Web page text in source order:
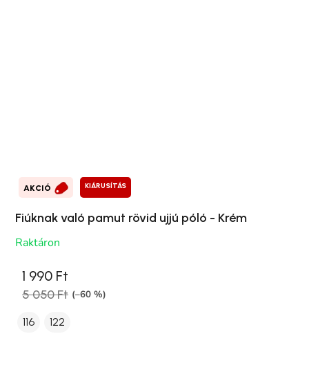
AKCIÓ KIÁRUSÍTÁS
Fiúknak való pamut rövid ujjú póló - Krém
Raktáron
1 990 Ft
5 050 Ft (–60 %)
116 122